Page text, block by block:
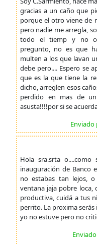
gracias a un caño que
porque el otro viene de
pero nadie me arregla,
todo el tiemp y no
pregunto, no es que
multen a los que lavan
debe pero.... Espero se
que es la que tiene la
dicho, arreglen esos
perdido en mas de
asusta!!!!por si se
Enviado
Hola sra.srta
inauguración de Banco
no estabas tan lejos,
ventana jaja pobre loca,
productiva, cuidá a tus
perrito. La proxima
yo no estuve pero no